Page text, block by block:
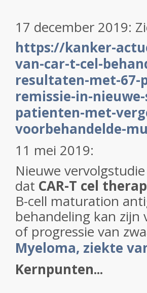
17 december 2019:
https://kanker-
van-car-t-cel-
resultaten-met-67-
remissie-in-
patienten-met-
voorbehandelde-
11 mei 2019:
Nieuwe
dat CAR-T cel
B-cell maturation
behandeling kan
of progressie van
Myeloma, ziekte
Kernpunten...